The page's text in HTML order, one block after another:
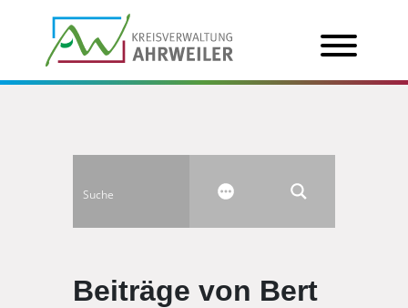
Beiträge von Bert